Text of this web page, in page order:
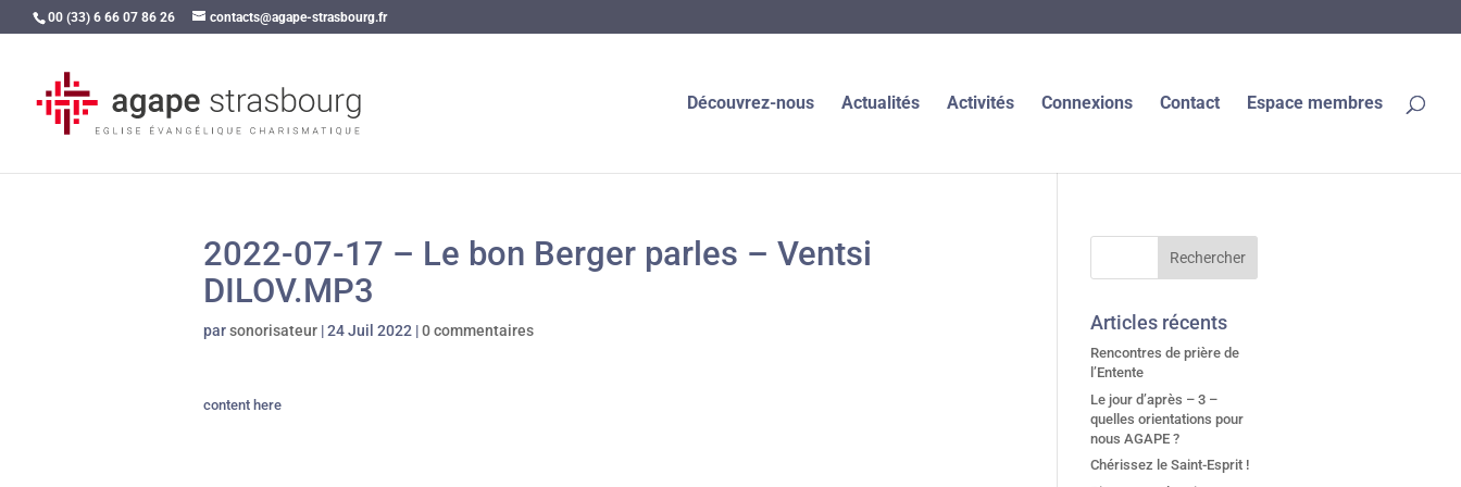
00 (33) 6 66 07 86 26 contacts@agape-strasbourg.fr
Découvrez-nous Actualités Activités Connexions Contact Espace membres
2022-07-17 – Le bon Berger parles – Ventsi
DILOV.MP3
parsonorisateur |24 Juil 2022 |0 commentaires
content here
Articles récents
Rencontres de prière de
l’Entente
Le jour d’après – 3 –
quelles orientations pour
nous AGAPE ?
Chérissez le Saint-Esprit !